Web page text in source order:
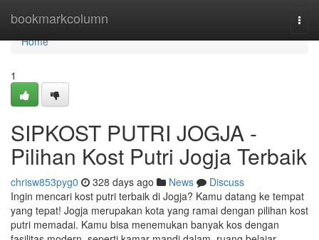
bookmarkcolumn
Home
Home
1
SIPKOST PUTRI JOGJA -
Pilihan Kost Putri Jogja Terbaik
chrisw853pyg0 328 days ago News
Discuss
Ingin mencari kost putri terbaik di Jogja? Kamu datang ke tempat
yang tepat! Jogja merupakan kota yang ramai dengan pilihan kost
putri memadai. Kamu bisa menemukan banyak kos dengan